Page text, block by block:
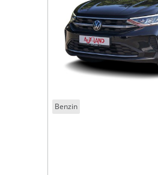
Benzin